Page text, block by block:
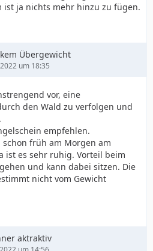
ist ja nichts mehr hinzu zu fügen.
Übergewicht
um 18:35
vor, eine
den Wald zu verfolgen und
empfehlen.
früh am Morgen am
ist es sehr ruhig. Vorteil beim
und kann dabei sitzen. Die
nicht vom Gewicht
aktraktiv